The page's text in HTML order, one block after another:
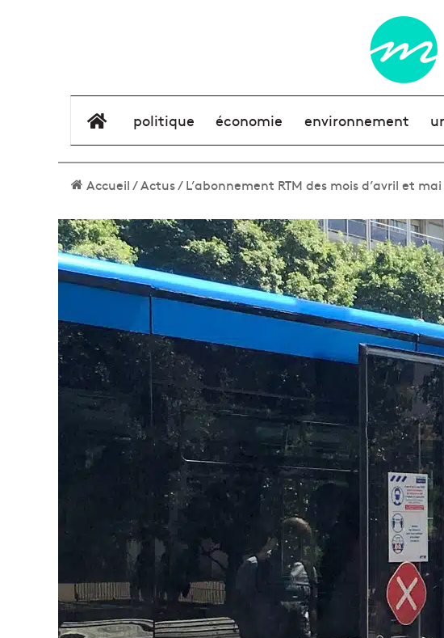
élément de menu
politique économie environnement
Accueil/Actus/L’abonnement RTM des mois d’avril et